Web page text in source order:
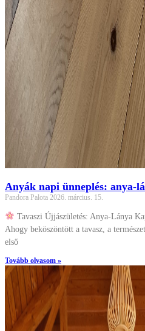
Anyák napi ünneplés: anya-
Pandora Palota2026. március. 15.
Tavaszi Újjászületés: Anya-Lánya
Ahogy beköszöntött a tavasz, a
az első
Tovább olvasom »